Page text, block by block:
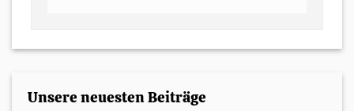
Unsere neuesten Beiträge